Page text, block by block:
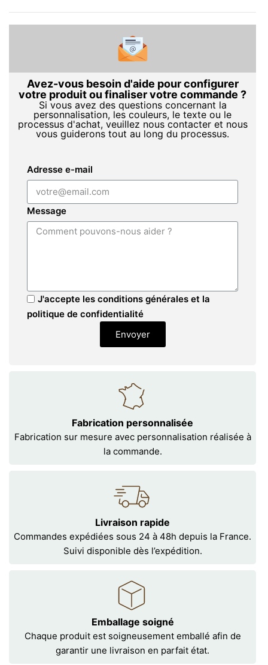
Avez-vous besoin d'aide pour configurer
votre produit ou finaliser votre commande ?
Si vous avez des questions concernant la
personnalisation, les couleurs, le texte ou le
processus d'achat, veuillez nous contacter et nous
vous guiderons tout au long du processus.
Adresse e-mail
Message
J'accepte les conditions générales et la
politique de confidentialité
Envoyer
Fabrication personnalisée
Fabrication sur mesure avec personnalisation réalisée à
la commande.
Livraison rapide
Commandes expédiées sous 24 à 48h depuis la France.
Suivi disponible dès l’expédition.
Emballage soigné
Chaque produit est soigneusement emballé afin de
garantir une livraison en parfait état.